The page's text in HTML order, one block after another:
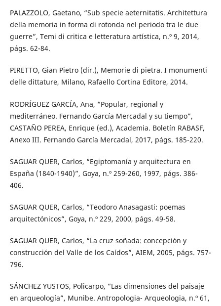
PALAZZOLO, Gaetano, “Sub specie aeternitatis. Architettura
della memoria in forma di rotonda nel periodo tra le due
guerre”, Temi di critica e letteratura artística, n.º 9, 2014,
págs. 62-84.
PIRETTO, Gian Pietro (dir.), Memorie di pietra. I monumenti
delle dittature, Milano, Rafaello Cortina Editore, 2014.
RODRÍGUEZ GARCÍA, Ana, “Popular, regional y
mediterráneo. Fernando García Mercadal y su tiempo”,
CASTAÑO PEREA, Enrique (ed.), Academia. Boletín RABASF,
Anexo III. Fernando García Mercadal, 2017, págs. 185-220.
SAGUAR QUER, Carlos, “Egiptomanía y arquitectura en
España (1840-1940)”, Goya, n.º 259-260, 1997, págs. 386-
406.
SAGUAR QUER, Carlos, “Teodoro Anasagasti: poemas
arquitectónicos”, Goya, n.º 229, 2000, págs. 49-58.
SAGUAR QUER, Carlos, “La cruz soñada: concepción y
construcción del Valle de los Caídos”, AIEM, 2005, págs. 757-
796.
SÁNCHEZ YUSTOS, Policarpo, “Las dimensiones del paisaje
en arqueología”, Munibe. Antropologia- Arqueologia, n.º 61,